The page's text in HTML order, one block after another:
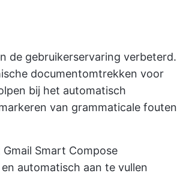
de gebruikerservaring verbeterd.
documentomtrekken voor
bij het automatisch
van grammaticale fouten
Smart Compose
automatisch aan te vullen